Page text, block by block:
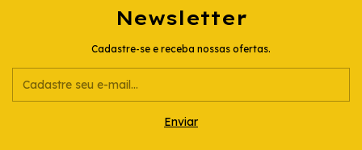
Newsletter
Cadastre-se e receba nossas ofertas.